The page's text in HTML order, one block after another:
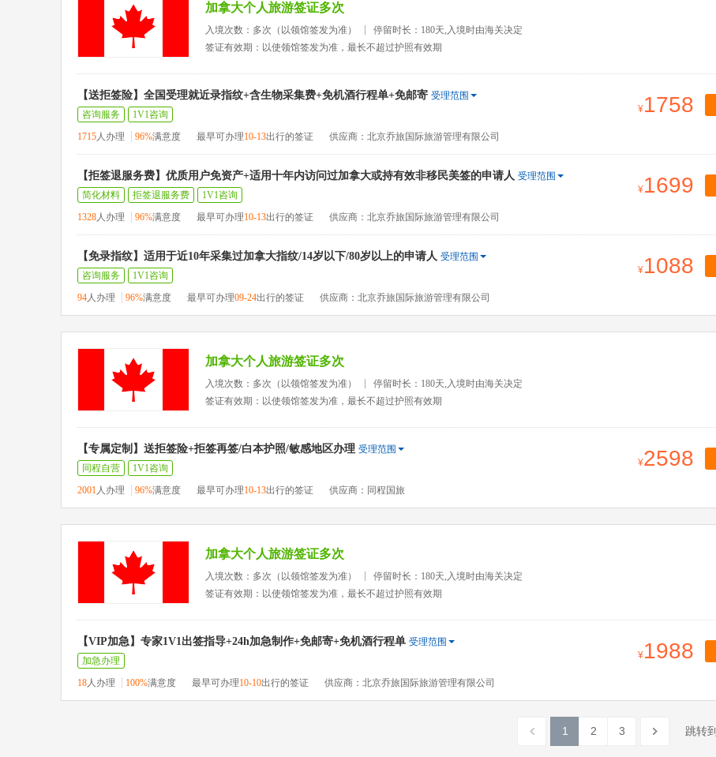
加拿大个人旅游签证多次
入境次数：多次（以领馆签发为准）
停留时长：180天,入境时由海关决定
签证有效期：以使领馆签发为准，最长不超过护照有效期
【送拒签险】全国受理就近录指纹+含生物采集费+免机酒行程单+免邮寄 受理范围
咨询服务
1V1咨询
1715人办理 96%满意度 最早可办理10-13出行的签证 供应商：北京乔旅国际旅游管理有限公司
1758
【拒签退服务费】优质用户免资产+适用十年内访问过加拿大或持有效非移民美签的申请人 受理范围
简化材料
拒签退服务费
1V1咨询
1328人办理 96%满意度 最早可办理10-13出行的签证 供应商：北京乔旅国际旅游管理有限公司
1699
【免录指纹】适用于近10年采集过加拿大指纹/14岁以下/80岁以上的申请人 受理范围
咨询服务
1V1咨询
94人办理 96%满意度 最早可办理09-24出行的签证 供应商：北京乔旅国际旅游管理有限公司
1088
加拿大个人旅游签证多次
入境次数：多次（以领馆签发为准）
停留时长：180天,入境时由海关决定
签证有效期：以使领馆签发为准，最长不超过护照有效期
【专属定制】送拒签险+拒签再签/白本护照/敏感地区办理 受理范围
同程自营
1V1咨询
2001人办理 96%满意度 最早可办理10-13出行的签证 供应商：同程国旅
2598
加拿大个人旅游签证多次
入境次数：多次（以领馆签发为准）
停留时长：180天,入境时由海关决定
签证有效期：以使领馆签发为准，最长不超过护照有效期
【VIP加急】专家1V1出签指导+24h加急制作+免邮寄+免机酒行程单 受理范围
加急办理
18人办理 100%满意度 最早可办理10-10出行的签证 供应商：北京乔旅国际旅游管理有限公司
1988
1 2 3 跳转到